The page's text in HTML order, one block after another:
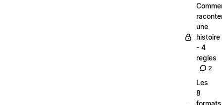
une
histoire
- 4
regles
2
Les
8
formats